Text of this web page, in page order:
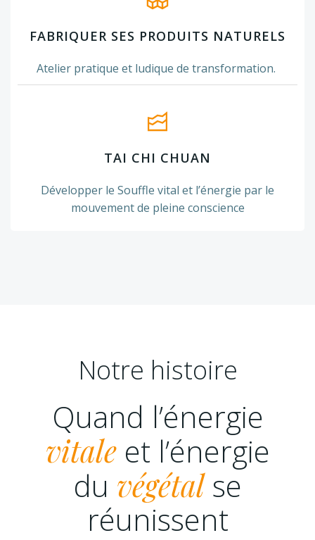
FABRIQUER SES PRODUITS NATURELS
Atelier pratique et ludique de transformation.
TAI CHI CHUAN
Développer le Souffle vital et l’énergie par le
mouvement de pleine conscience
Notre histoire
Quand l’énergie
vitale et l’énergie
du végétalse
réunissent